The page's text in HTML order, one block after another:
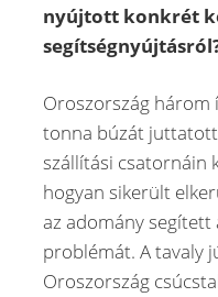
nyújtott konkrét
Oroszország három
tonna búzát
szállítási csatornáin
hogyan sikerült
az adomány
problémát. A tavaly
Oroszország